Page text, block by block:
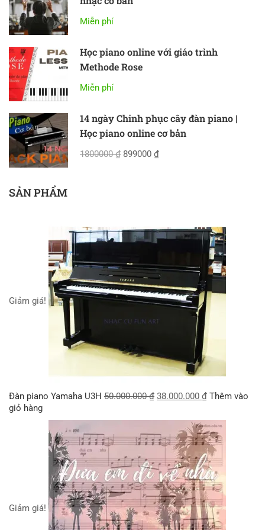
Miễn phí
Học piano online với giáo trình
Methode Rose
Miễn phí
14 ngày Chinh phục cây đàn piano |
Học piano online cơ bản
1800000 ₫ 899000 ₫
SẢN PHẨM
Giảm giá!
Đàn piano Yamaha U3H 50.000.000₫ 38.000.000 ₫ Thêm vào
giỏ hàng
Giảm giá!